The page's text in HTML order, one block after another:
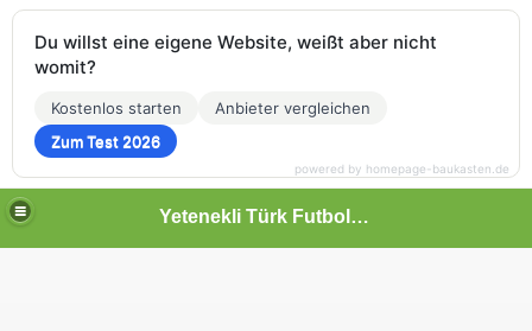
Yetenekli Türk Futbolcular
Du willst eine eigene Website, weißt aber nicht
womit?
Kostenlos starten
Anbieter vergleichen
Zum Test 2026
powered by homepage-baukasten.de